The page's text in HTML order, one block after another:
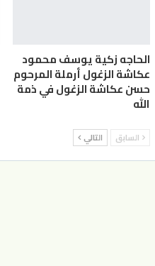
الحاجه زكية يوسف محمود
عكاشة الزغول أرملة المرحوم
حسن عكاشة الزغول في ذمة
الله
السابق التالي